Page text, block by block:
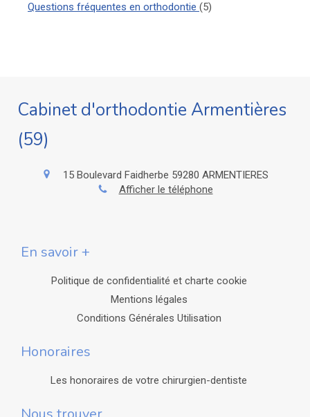
Questions fréquentes en orthodontie (5)
Cabinet d'orthodontie Armentières
(59)
15 Boulevard Faidherbe 59280 ARMENTIERES
Afficher le téléphone
En savoir +
Politique de confidentialité et charte cookie
Mentions légales
Conditions Générales Utilisation
Honoraires
Les honoraires de votre chirurgien-dentiste